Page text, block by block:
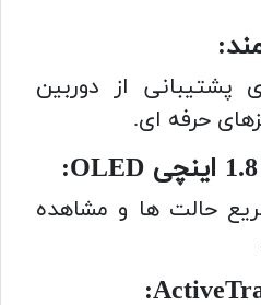
پشتیبانی از دوربین
حرفه ای.
حالت ها و مشاهده